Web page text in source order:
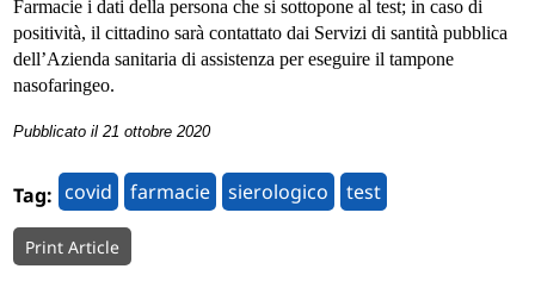
Farmacie i dati della persona che si sottopone al test; in caso di
positività, il cittadino sarà contattato dai Servizi di santità pubblica
dell’Azienda sanitaria di assistenza per eseguire il tampone
nasofaringeo.
Pubblicato il 21 ottobre 2020
Tag: covid farmacie sierologico test
Print Article